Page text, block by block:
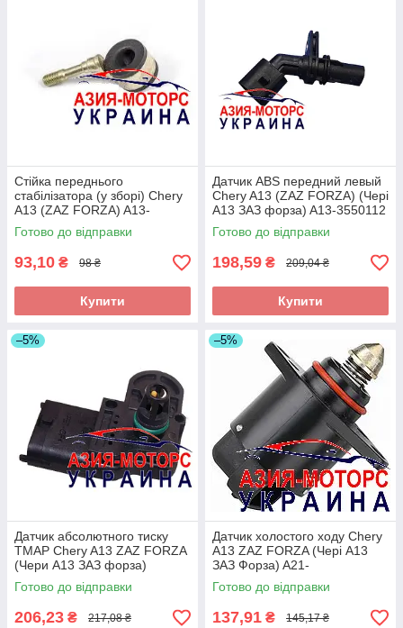
Стійка переднього
стабілізатора (у зборі) Chery
A13 (ZAZ FORZA) A13-
2906020
Готово до відправки
93,10 ₴ 98 ₴
Купити
Датчик ABS передний левый
Chery A13 (ZAZ FORZA) (Чері
А13 ЗАЗ форза) A13-3550112
Готово до відправки
198,59 ₴ 209,04 ₴
Купити
–5%
Датчик абсолютного тиску
TMAP Chery A13 ZAZ FORZA
(Чери А13 ЗАЗ форза)
480ED-1008060
Готово до відправки
206,23 ₴ 217,08 ₴
–5%
Датчик холостого ходу Chery
A13 ZAZ FORZA (Чері А13
ЗАЗ Форза) A21-
BJ1129011DA
Готово до відправки
137,91 ₴ 145,17 ₴